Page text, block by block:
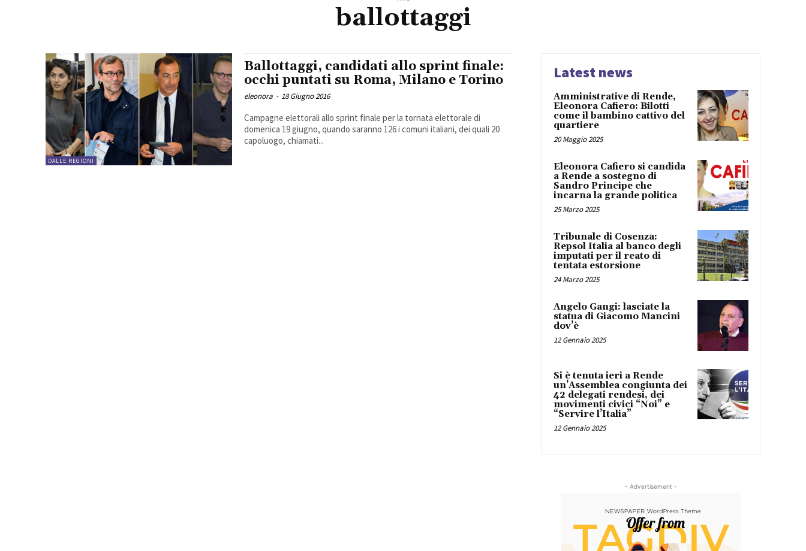
ballottaggi
DALLE REGIONI
Ballottaggi, candidati allo sprint finale:
occhi puntati su Roma, Milano e Torino
eleonora - 18 Giugno 2016
Campagne elettorali allo sprint finale per la tornata elettorale di
domenica 19 giugno, quando saranno 126 i comuni italiani, dei quali 20
capoluogo, chiamati...
Latest news
Amministrative di Rende,
Eleonora Cafiero: Bilotti
come il bambino cattivo del
quartiere
20 Maggio 2025
Eleonora Cafiero si candida
a Rende a sostegno di
Sandro Principe che
incarna la grande politica
25 Marzo 2025
Tribunale di Cosenza:
Repsol Italia al banco degli
imputati per il reato di
tentata estorsione
24 Marzo 2025
Angelo Gangi: lasciate la
statua di Giacomo Mancini
dov’è
12 Gennaio 2025
Si è tenuta ieri a Rende
un’Assemblea congiunta dei
42 delegati rendesi, dei
movimenti civici “Noi” e
“Servire l’Italia”
12 Gennaio 2025
- Advertisement -